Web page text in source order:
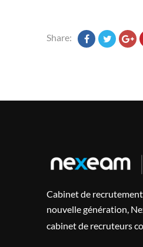
Share:
Cabinet de
nouvelle génération,
cabinet de recruteurs